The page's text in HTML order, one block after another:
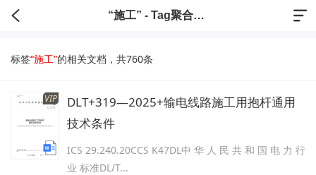
“施工” - Tag聚合标签
标签“施工”的相关文档，共760条
VIP
DLT+319—2025+输电线路施工用抱杆通用
技术条件
ICS 29.240.20CCS K47DL中 华 人 民 共 和 国 电 力 行
业 标准DL/T...